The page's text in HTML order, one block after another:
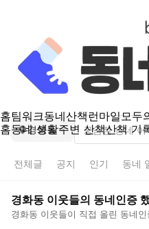
홈팀워크동네산책런마일모두
홈동네 생활주변 산책산책 기
경화동
전체글 공지 인기 동네
경화동 이웃들의 동네인증
경화동 이웃들이 직접 올린 동네